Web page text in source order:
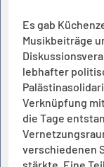
Es gab
Musikbeiträge
lebhafter
Verknüpfung
die Tage
verschiedenen